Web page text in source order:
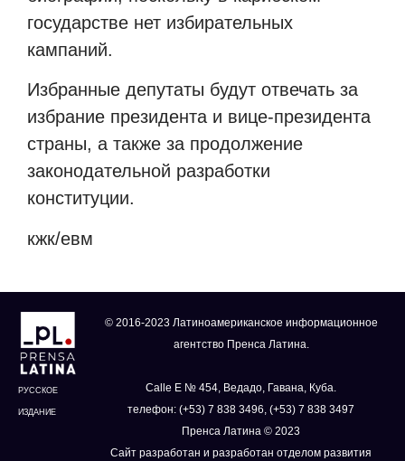
государстве нет избирательных
кампаний.
Избранные депутаты будут отвечать за
избрание президента и вице-президента
страны, а также за продолжение
законодательной разработки
конституции.
кжк/eвм
РУССКОЕ
ИЗДАНИЕ
© 2016-2023 Латиноамериканское информационное
агентство Пренса Латина.
Calle E № 454, Ведадо, Гавана, Куба.
телефон: (+53) 7 838 3496, (+53) 7 838 3497
Пренса Латина © 2023
Сайт разработан и разработан отделом развития